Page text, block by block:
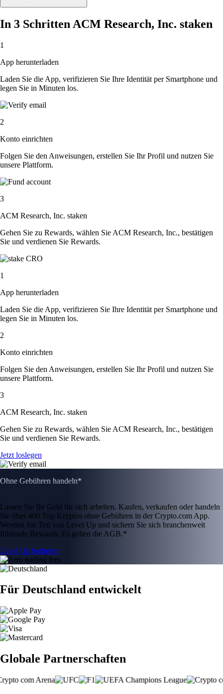
In 3 Schritten ACM Research, Inc. staken
1
App herunterladen
Laden Sie die App, verifizieren Sie Ihre Identität per Smartphone und
legen Sie in Minuten los.
2
Konto einrichten
Folgen Sie den Anweisungen, erstellen Sie Ihr Profil und nutzen Sie
unsere Plattform.
3
ACM Research, Inc. staken
Gehen Sie zu Rewards, wählen Sie ACM Research, Inc., bestätigen
Sie und verdienen Sie Rewards.
1
App herunterladen
Laden Sie die App, verifizieren Sie Ihre Identität per Smartphone und
legen Sie in Minuten los.
2
Konto einrichten
Folgen Sie den Anweisungen, erstellen Sie Ihr Profil und nutzen Sie
unsere Plattform.
3
ACM Research, Inc. staken
Gehen Sie zu Rewards, wählen Sie ACM Research, Inc., bestätigen
Sie und verdienen Sie Rewards.
Jetzt loslegen
Ohne Gebühren handeln*
Lassen Sie Ihr Geld für sich arbeiten. Kaufen, verkaufen oder handeln
Sie über 400 Top-Kryptos ohne Gebühren in der Crypto.com App.
Werden Sie Teil von Level Up und sichern Sie sich branchenweit
führende Rewards. Es gelten die AGB.*
Level Up beitreten
Für Deutschland entwickelt
Globale Partnerschaften